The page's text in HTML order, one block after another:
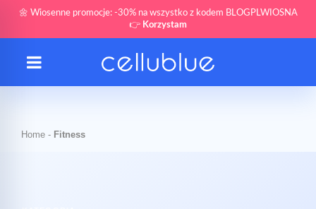
🌼 Wiosenne promocje: -30% na wszystko z kodem BLOGPLWIOSNA
👉 Korzystam
Home - Fitness